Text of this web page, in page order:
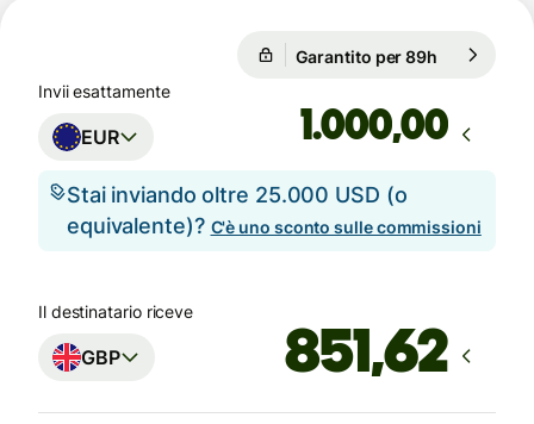
Garantito per 89h
Invii esattamente
EUR ,00
Stai inviando oltre 25.000 USD (o
equivalente)? C'è uno sconto sulle commissioni
Il destinatario riceve
GBP